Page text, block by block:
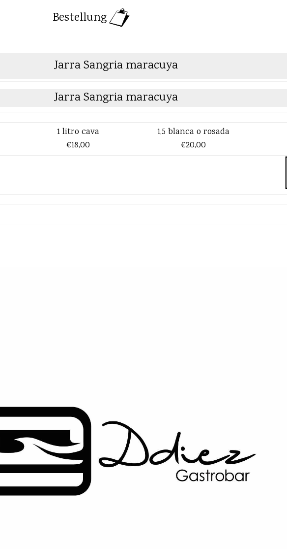
Bestellung
Jarra Sangria maracuya
Jarra Sangria maracuya
1 litro cava
€18,00
1,5 blanca o rosada
€20,00